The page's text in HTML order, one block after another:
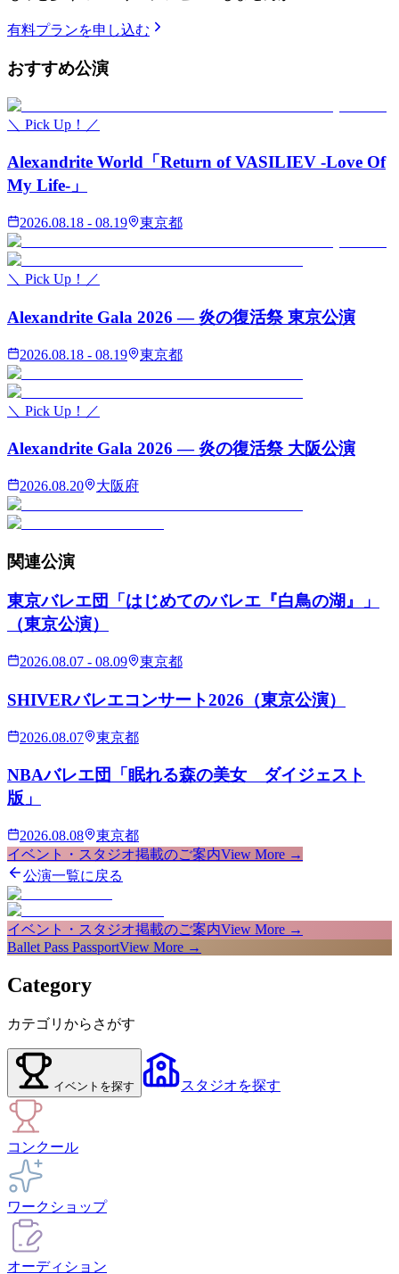
有料プランを申し込む
おすすめ公演
＼ Pick Up！／
Alexandrite World「Return of VASILIEV -Love Of
My Life-」
2026.08.18 - 08.19 東京都
＼ Pick Up！／
Alexandrite Gala 2026 — 炎の復活祭 東京公演
2026.08.18 - 08.19 東京都
＼ Pick Up！／
Alexandrite Gala 2026 — 炎の復活祭 大阪公演
2026.08.20 大阪府
関連公演
東京バレエ団「はじめてのバレエ『白鳥の湖』」
（東京公演）
2026.08.07 - 08.09 東京都
SHIVERバレエコンサート2026（東京公演）
2026.08.07 東京都
NBAバレエ団「眠れる森の美女 ダイジェスト
版」
2026.08.08
東京都
イベント・スタジオ掲載のご案内View More →
公演一覧に戻る
イベント・スタジオ掲載のご案内View More →
Ballet Pass PassportView More →
Category
カテゴリからさがす
イベント を探す スタジオを探す
コンクール
ワークショップ
オーディション